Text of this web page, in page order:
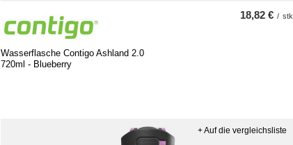
Wasserflasche Contigo Ashland 2.0
720ml - Blueberry
18,82 € / stk.
+ Auf die vergleichsliste